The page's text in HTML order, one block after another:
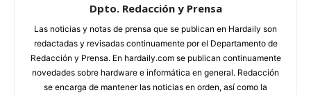
Dpto. Redacción y Prensa
Las noticias y notas de prensa que se publican en Hardaily son
redactadas y revisadas continuamente por el Departamento de
Redacción y Prensa. En hardaily.com se publican continuamente
novedades sobre hardware e informática en general. Redacción
se encarga de mantener las noticias en orden, así como la